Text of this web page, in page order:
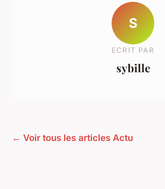
S
ECRIT PAR
sybille
← Voir tous les articles Actu